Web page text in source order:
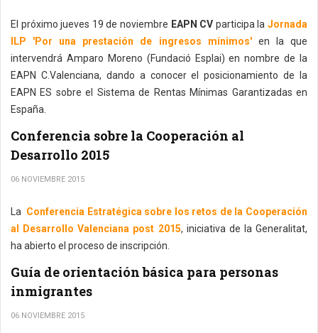
El próximo jueves 19 de noviembre EAPN CV participa laJornada
ILP 'Por una prestación de ingresos mínimos'en la que
intervendrá Amparo Moreno (Fundació Esplai) en nombre de la
EAPN C.Valenciana, dando a conocer el posicionamiento de la
EAPN ES sobre el Sistema de Rentas Mínimas Garantizadas en
España.
Conferencia sobre la Cooperación al
Desarrollo 2015
06 NOVIEMBRE 2015
La Conferencia Estratégica sobre los retos de la Cooperación
al Desarrollo Valenciana post 2015, iniciativa de la Generalitat,
ha abierto el proceso de inscripción.
Guía de orientación básica para personas
inmigrantes
06 NOVIEMBRE 2015